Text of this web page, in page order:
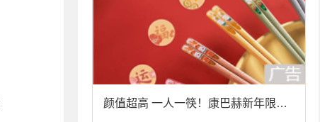
颜值超高 一人一筷！康巴赫新年限定